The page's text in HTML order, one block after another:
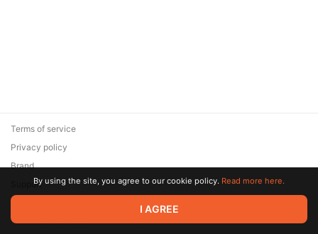
© 2026 Zaya Solutions Limited. All rights reserved. All trademarks
are the property of their respective owners.
Terms of service
Privacy policy
Brand
SupportBy using the site, you agree to our cookie policy. Read more here.
I AGREE